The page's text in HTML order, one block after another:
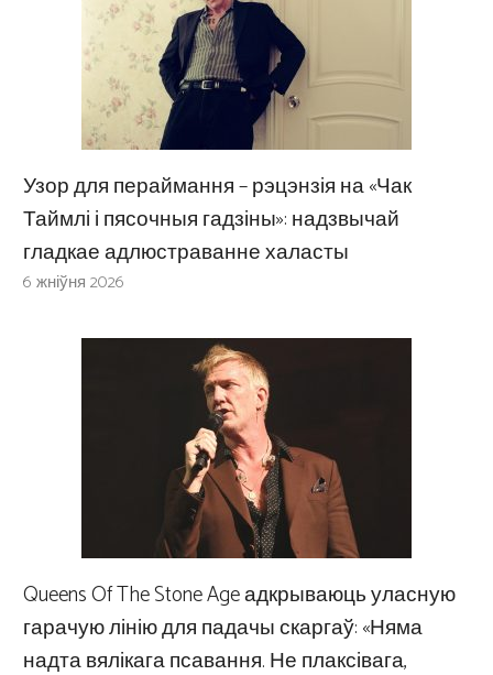
Узор для пераймання – рэцэнзія на «Чак
Таймлі і пясочныя гадзіны»: надзвычай
гладкае адлюстраванне халасты
6 жніўня 2026
Queens Of The Stone Age адкрываюць уласную
гарачую лінію для падачы скаргаў: «Няма
надта вялікага псавання. Не плаксівага,